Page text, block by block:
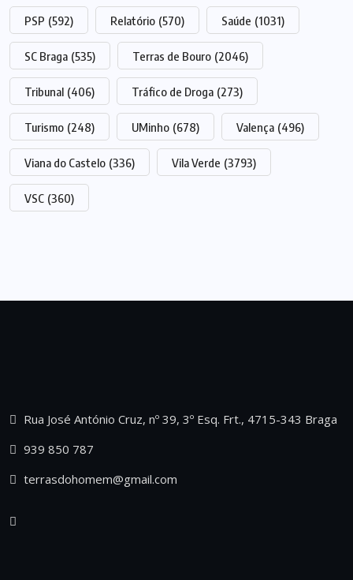
PSP (592) Relatório (570) Saúde (1031)
SC Braga (535) Terras de Bouro (2046)
Tribunal (406) Tráfico de Droga (273)
Turismo (248) UMinho (678) Valença (496)
Viana do Castelo (336) Vila Verde (3793)
VSC (360)
Rua José António Cruz, nº 39, 3º Esq. Frt., 4715-343 Braga
939 850 787
terrasdohomem@gmail.com